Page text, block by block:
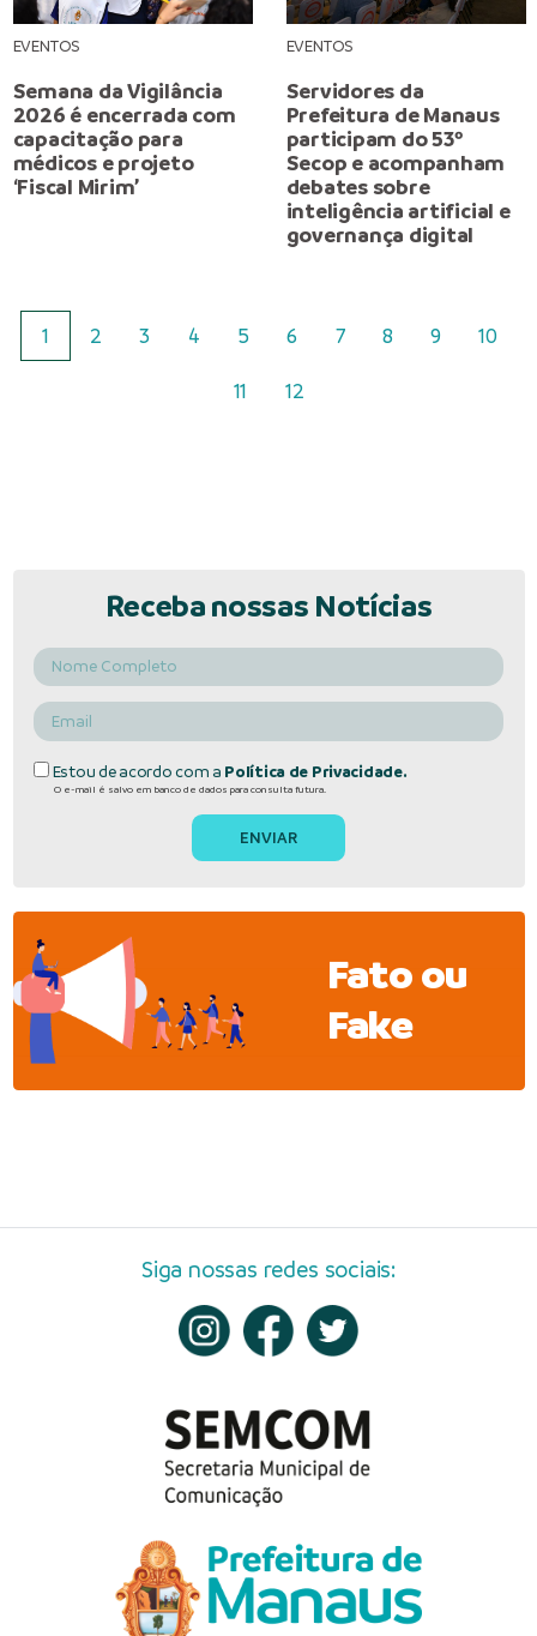
EVENTOS
Semana da Vigilância
2026 é encerrada com
capacitação para
médicos e projeto
‘Fiscal Mirim’
EVENTOS
Servidores da
Prefeitura de Manaus
participam do 53º
Secop e acompanham
debates sobre
inteligência artificial e
governança digital
1 2 3 4 5 6 7 8 9 10
11 12
Receba nossas Notícias
Estou de acordo com a Política de Privacidade.
O e-mail é salvo em banco de dados para consulta futura.
Fato ou
Fake
Siga nossas redes sociais: